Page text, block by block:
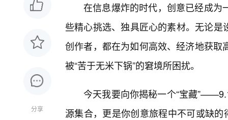
分享
在信息爆炸的时代，创意已经成为
些精心挑选、独具匠心的素材。无论
创作者，都在为如何高效、经济地获
被“苦于无米下锅”的窘境所困扰。
今天我要向你揭秘一个“宝藏
源集合，更是你创意旅程中不可或缺